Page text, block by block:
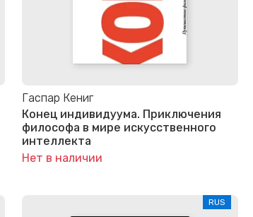
Гаспар Кениг
Конец индивидуума. Приключения
философа в мире искусственного
интеллекта
Нет в наличии
RUS